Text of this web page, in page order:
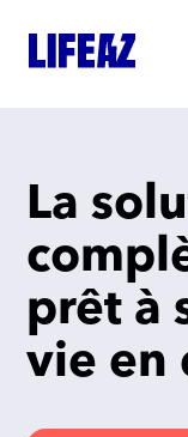
La
prêt à
vie en